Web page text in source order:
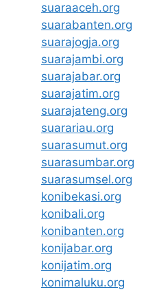
suaraaceh.org
suarabanten.org
suarajogja.org
suarajambi.org
suarajabar.org
suarajatim.org
suarajateng.org
suarariau.org
suarasumut.org
suarasumbar.org
suarasumsel.org
konibekasi.org
konibali.org
konibanten.org
konijabar.org
konijatim.org
konimaluku.org